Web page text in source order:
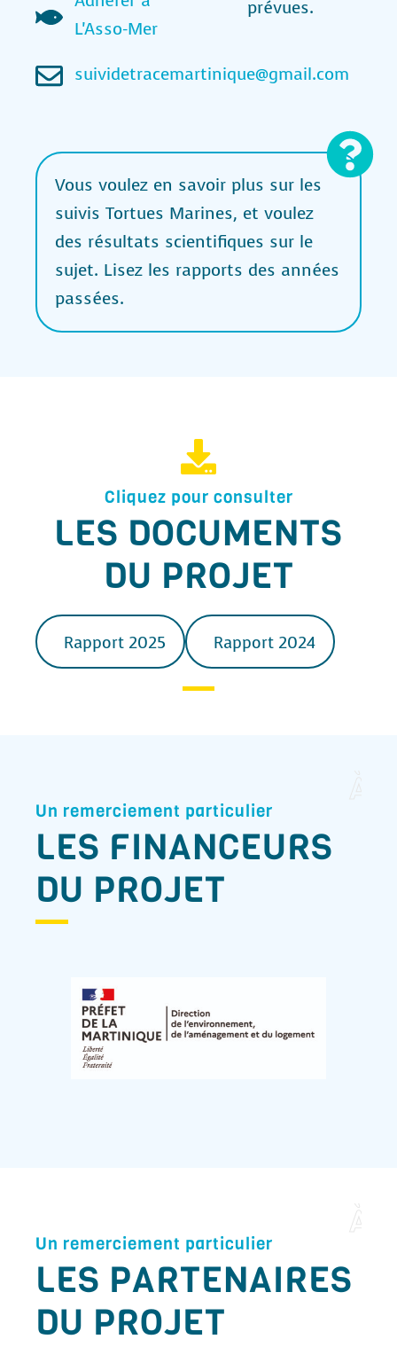
L'Asso-Mer
suividetracemartinique@gmail.com
prévues.
Vous voulez en savoir plus sur les
suivis Tortues Marines, et voulez
des résultats scientifiques sur le
sujet. Lisez les rapports des années
passées.
Cliquez pour consulter
LES DOCUMENTS
DU PROJET
Rapport 2025 Rapport 2024
CI
Un remerciement particulier
LES FINANCEURS
DU PROJET
CI
Un remerciement particulier
LES PARTENAIRES
DU PROJET